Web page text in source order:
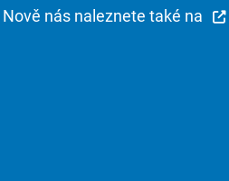
Nově nás naleznete také na